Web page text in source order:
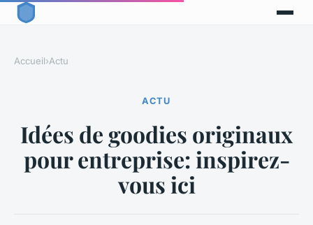
Accueil›Actu
ACTU
Idées de goodies originaux
pour entreprise: inspirez-
vous ici